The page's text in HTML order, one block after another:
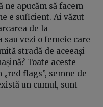
apucăm să facem
e suficient. Ai văzut
de la
sau vezi o femeie care
stradă de aceeași
Toate aceste
flags”, semne de
un cumul, sunt